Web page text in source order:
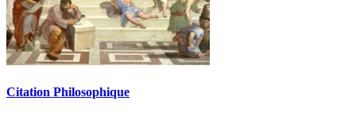
Citation Philosophique